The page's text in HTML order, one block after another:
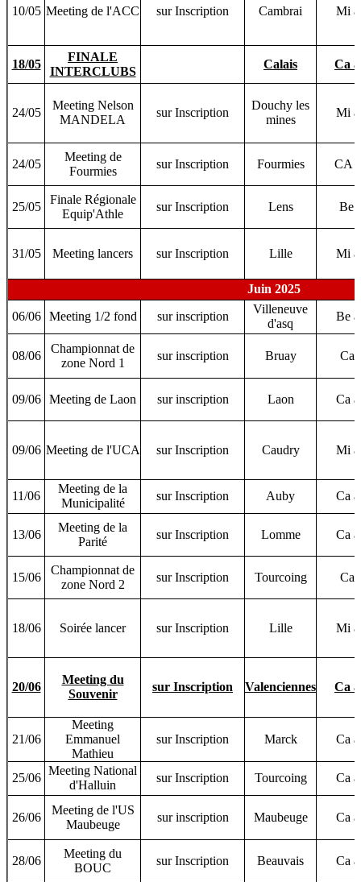
10/05 Meeting de l'ACC sur Inscription Cambrai Mi
18/05
FINALE
INTERCLUBS
Calais Ca
24/05
Meeting Nelson
MANDELA
sur Inscription
Douchy les
mines
Mi
24/05
Meeting de
Fourmies
sur Inscription Fourmies CA
25/05
Finale Régionale
Equip'Athle
sur Inscription Lens Be
31/05 Meeting lancers sur Inscription Lille Mi
Juin 2025
06/06
Meeting 1/2 fond sur inscription
Villeneuve
d'asq
Be
08/06
Championnat de
zone Nord 1
sur inscription Bruay Ca
09/06 Meeting de Laon sur inscription Laon Ca
09/06 Meeting de l'UCA sur Inscription Caudry Mi
11/06
Meeting de la
Municipalité
sur Inscription Auby Ca
13/06
Meeting de la
Parité
sur Inscription Lomme Ca
15/06
Championnat de
zone Nord 2
sur Inscription Tourcoing Ca
18/06 Soirée lancer sur Inscription Lille Mi
20/06
Meeting du
Souvenir
sur Inscription Valenciennes Ca
21/06
Meeting
Emmanuel
Mathieu
sur Inscription Marck Ca
25/06
Meeting National
d'Halluin
sur Inscription Tourcoing Ca
26/06
Meeting de l'US
Maubeuge
sur inscription Maubeuge Ca
28/06
Meeting du
BOUC
sur Inscription Beauvais Ca